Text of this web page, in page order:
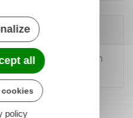
une fondation ou un
all
cookies
policy